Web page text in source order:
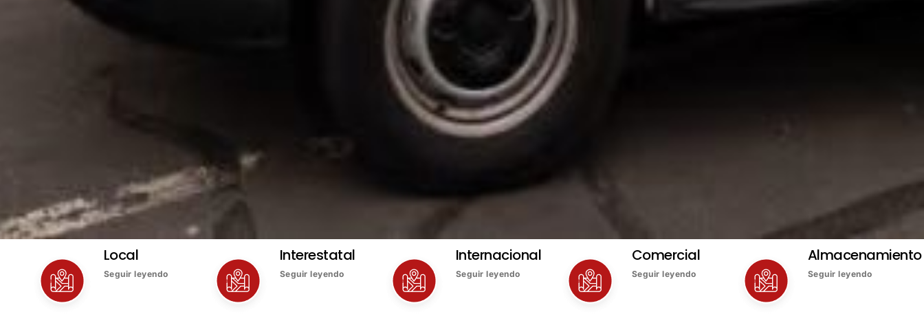
Local
Seguir leyendo
Interestatal
Seguir leyendo
Internacional
Seguir leyendo
Comercial
Seguir leyendo
Almacenamiento
Seguir leyendo